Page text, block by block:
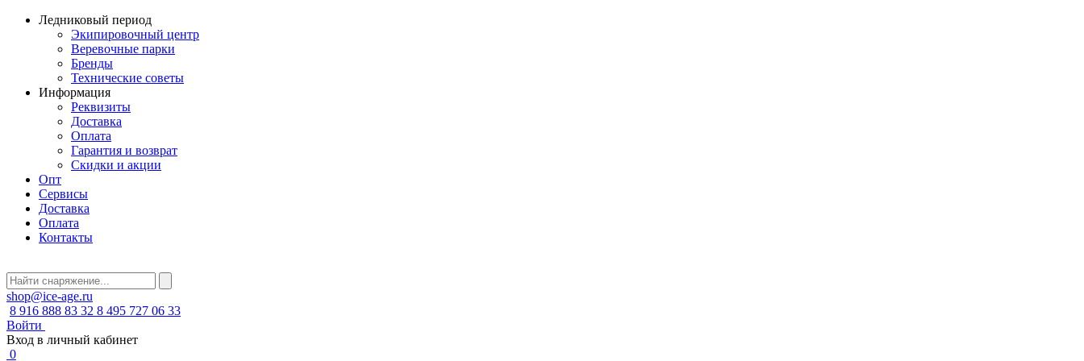
Ледниковый период
Экипировочный центр
Веревочные парки
Бренды
Технические советы
Информация
Реквизиты
Доставка
Оплата
Гарантия и возврат
Скидки и акции
Опт
Сервисы
Доставка
Оплата
Контакты
shop@ice-age.ru
8 916 888 83 32 8 495 727 06 33
Войти
Вход в личный кабинет
0